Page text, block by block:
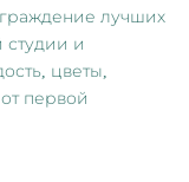
лучших
студии и
цветы,
первой